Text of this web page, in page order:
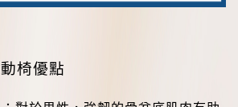
動椅優點